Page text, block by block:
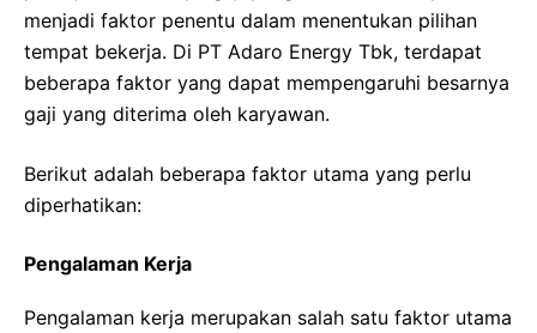
menjadi faktor penentu dalam menentukan pilihan
tempat bekerja. Di PT Adaro Energy Tbk, terdapat
beberapa faktor yang dapat mempengaruhi besarnya
gaji yang diterima oleh karyawan.
Berikut adalah beberapa faktor utama yang perlu
diperhatikan:
Pengalaman Kerja
Pengalaman kerja merupakan salah satu faktor utama